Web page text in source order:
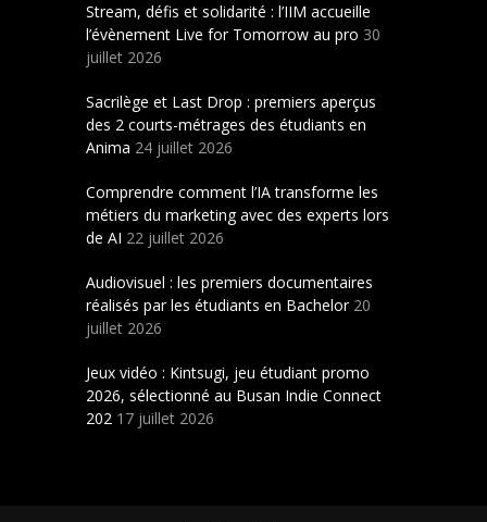
Stream, défis et solidarité : l’IIM accueille
l’évènement Live for Tomorrow au pro 30
juillet 2026
Sacrilège et Last Drop : premiers aperçus
des 2 courts-métrages des étudiants en
Anima 24 juillet 2026
Comprendre comment l’IA transforme les
métiers du marketing avec des experts lors
de AI 22 juillet 2026
Audiovisuel : les premiers documentaires
réalisés par les étudiants en Bachelor 20
juillet 2026
Jeux vidéo : Kintsugi, jeu étudiant promo
2026, sélectionné au Busan Indie Connect
202 17 juillet 2026